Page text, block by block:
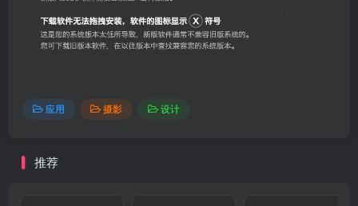
应用 摄影 设计
推荐